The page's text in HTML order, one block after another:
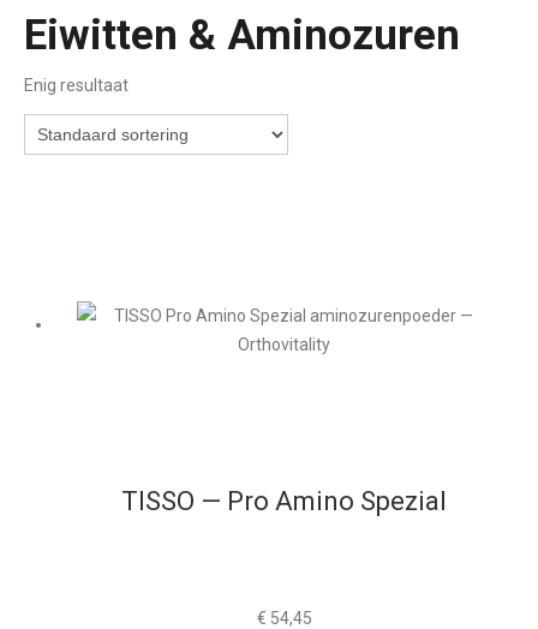
Eiwitten & Aminozuren
Enig resultaat
TISSO — Pro Amino Spezial
€ 54,45